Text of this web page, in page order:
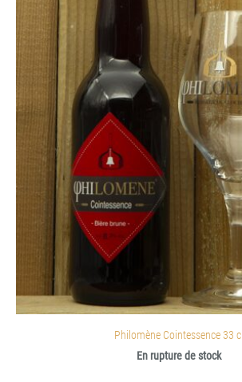
Philomène Cointessence 33 cl
En rupture de stock